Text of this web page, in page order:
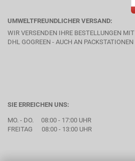
UMWELTFREUNDLICHER VERSAND:
WIR VERSENDEN IHRE BESTELLUNGEN MIT
DHL GOGREEN - AUCH AN PACKSTATIONEN
SIE ERREICHEN UNS:
MO. - DO. 08:00 - 17:00 UHR
FREITAG 08:00 - 13:00 UHR